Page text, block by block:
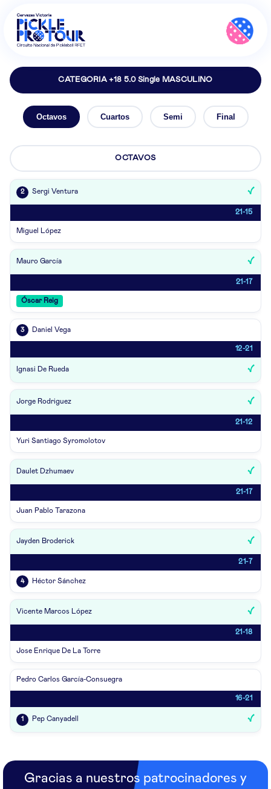
CATEGORIA +18 5.0 Single MASCULINO
Octavos Cuartos Semi Final
OCTAVOS
2 Sergi Ventura
21-15
Miguel López
Mauro García
21-17
Óscar Reig
3 Daniel Vega
12-21
Ignasi De Rueda
Jorge Rodriguez
21-12
Yuri Santiago Syromolotov
Daulet Dzhumaev
21-17
Juan Pablo Tarazona
Jayden Broderick
21-7
4 Héctor Sánchez
Vicente Marcos López
21-18
Jose Enrique De La Torre
Pedro Carlos García-Consuegra
16-21
1 Pep Canyadell
Gracias a nuestros patrocinadores y